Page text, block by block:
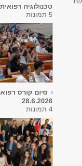
טכנולוגיה רפואית 26.6.26
5 תמונות
סיום קורס
28.6.2026
4 תמונות